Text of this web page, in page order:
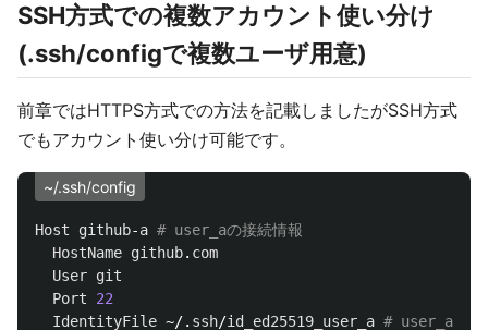
SSH方式での複数アカウント使い分け
(.ssh/configで複数ユーザ用意)
前章ではHTTPS方式での方法を記載しましたがSSH方式
でもアカウント使い分け可能です。
~/.ssh/config
Host github-a
HostName github. com
User git
Port
22
IdentityFile ~/. ssh/id_ed25519_user_a